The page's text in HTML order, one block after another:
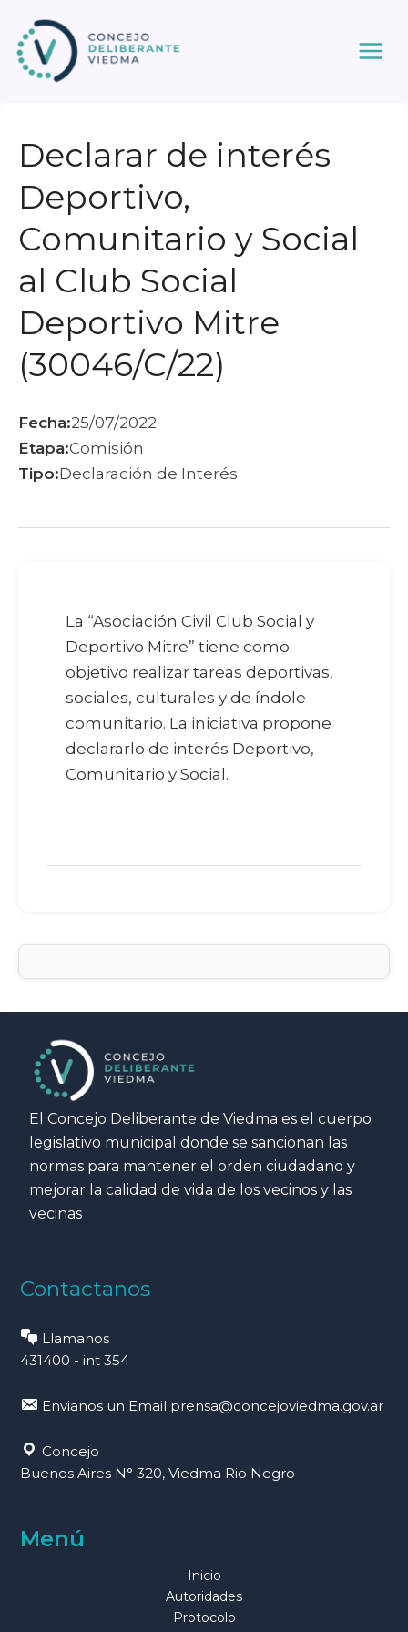
contenido
Declarar de interés
Deportivo,
Comunitario y Social
al Club Social
Deportivo Mitre
(30046/C/22)
Fecha:25/07/2022
Etapa:Comisión
Tipo:Declaración de Interés
La “Asociación Civil Club Social y
Deportivo Mitre” tiene como
objetivo realizar tareas deportivas,
sociales, culturales y de índole
comunitario. La iniciativa propone
declararlo de interés Deportivo,
Comunitario y Social.
El Concejo Deliberante de Viedma es el cuerpo
legislativo municipal donde se sancionan las
normas para mantener el orden ciudadano y
mejorar la calidad de vida de los vecinos y las
vecinas
Contactanos
Llamanos
431400 - int 354
Envianos un Email prensa@concejoviedma.gov.ar
Concejo
Buenos Aires N° 320, Viedma Rio Negro
Menú
Inicio
Autoridades
Protocolo